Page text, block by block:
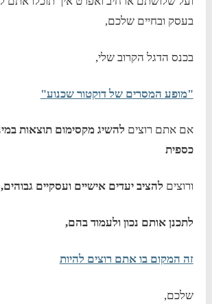
בעסק ובחיים שלכם,
בכנס הדגל הקרוב שלי,
"מופע המסרים של דוקטור שכנוע"
אם אתם רוצים להשיג מקסימום תוצאות
כספית
ורוצים להציב יעדים אישיים ועסקיים גבוהים,
לתכנן אותם נכון ולעמוד בהם,
זה המקום בו אתם רוצים להיות
שלכם,